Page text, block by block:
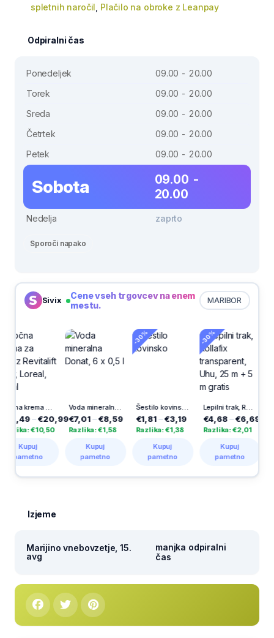
spletnih naročil Plačilo na obroke z Leanpay
Odpiralni čas
Ponedeljek
09.00 - 20.00
Torek
09.00 - 20.00
Sreda
09.00 - 20.00
Četrtek
09.00 - 20.00
Petek
09.00 - 20.00
Sobota
09.00 -
20.00
Nedelja zaprto
Sporoči napako
Sivix MARIBOR
Cene vseh trgovcev na enem
mestu.
Nočna krema za obraz Revitalift Filler, Loreal, 50 ml
€20,99
Voda mineralna Donat, 6 x 0,5 l
€7,01–€8,59
Razlika: €1,58
Šestilo kovinsko
€1,81 €3,19
Razlika: €1,38
Lepilni trak, Rollafix transparent, Uhu, 25 m + 5 m gratis
€4,68 €6,69
Razlika: €2,01
-30%
€2,09
Razlika:
Izjeme
Marijino vnebovzetje, 15.
avg
manjka odpiralni
čas